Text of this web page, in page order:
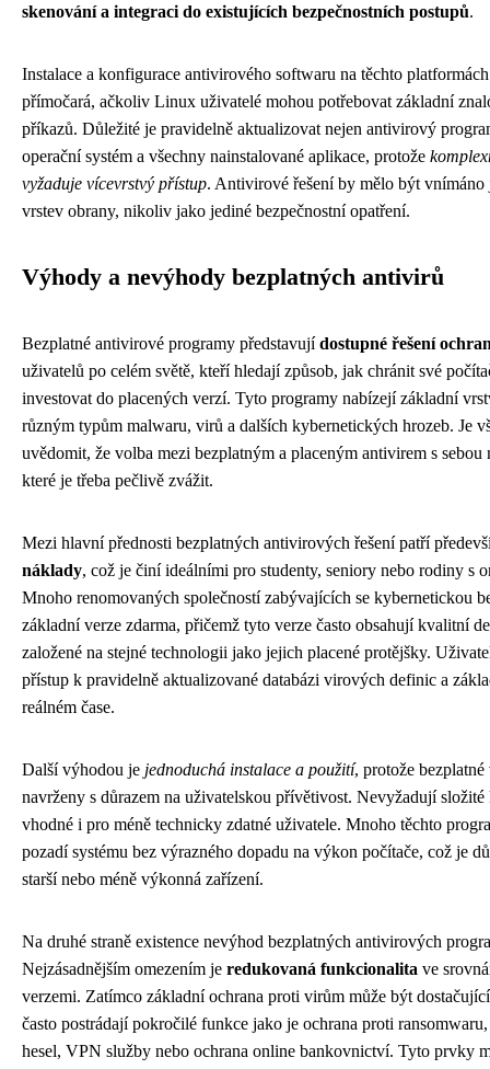
skenování a integraci do existujících bezpečnostních postupů.
Instalace a konfigurace antivirového softwaru na těchto
přímočará, ačkoliv Linux uživatelé mohou potřebovat základní
příkazů. Důležité je pravidelně aktualizovat nejen antivirový
operační systém a všechny nainstalované aplikace, protože
vyžaduje vícevrstvý přístup. Antivirové řešení by mělo být vnímáno
vrstev obrany, nikoliv jako jediné bezpečnostní opatření.
Výhody a nevýhody bezplatných antivirů
Bezplatné antivirové programy představujídostupné řešení
uživatelů po celém světě, kteří hledají způsob, jak chránit své
investovat do placených verzí. Tyto programy nabízejí základní
různým typům malwaru, virů a dalších kybernetických hrozeb. Je
uvědomit, že volba mezi bezplatným a placeným antivirem s sebou
které je třeba pečlivě zvážit.
Mezi hlavní přednosti bezplatných antivirových řešení patří
náklady, což je činí ideálními pro studenty, seniory nebo rodiny s
Mnoho renomovaných společností zabývajících se kybernetickou
základní verze zdarma, přičemž tyto verze často obsahují kvalitní
založené na stejné technologii jako jejich placené protějšky.
přístup k pravidelně aktualizované databázi virových definic a
reálném čase.
Další výhodou je jednoduchá instalace a použití, protože
navrženy s důrazem na uživatelskou přívětivost. Nevyžadují
vhodné i pro méně technicky zdatné uživatele. Mnoho těchto
pozadí systému bez výrazného dopadu na výkon počítače, což je
starší nebo méně výkonná zařízení.
Na druhé straně existence nevýhod bezplatných antivirových
Nejzásadnějším omezením je redukovaná funkcionalita ve
verzemi. Zatímco základní ochrana proti virům může být
často postrádají pokročilé funkce jako je ochrana proti
hesel, VPN služby nebo ochrana online bankovnictví. Tyto prvky